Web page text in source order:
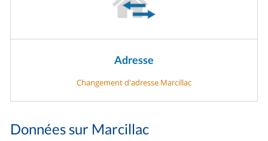
Adresse
Changement d'adresse Marcillac
Données sur Marcillac